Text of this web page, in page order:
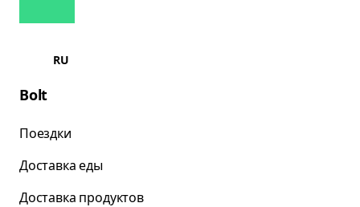
RU
Bolt
Поездки
Доставка еды
Доставка продуктов